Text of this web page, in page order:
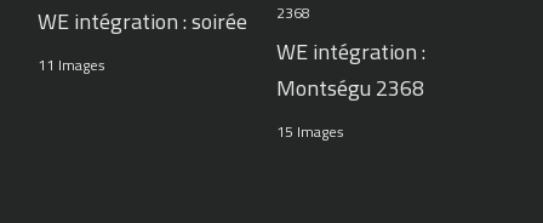
WE intégration : soirée
11 Images
WE intégration :
Montségu 2368
15 Images